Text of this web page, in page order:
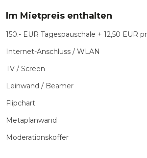
Im Mietpreis enthalten
150.- EUR Tagespauschale + 12,50 EUR
Internet-Anschluss / WLAN
TV / Screen
Leinwand / Beamer
Flipchart
Metaplanwand
Moderationskoffer